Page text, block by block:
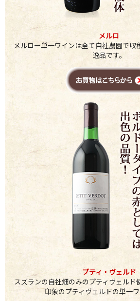
メルロ
メルロー単一ワインは全て自社農園で収
逸品です。
プティ・ヴェルド
スズランの自社畑のみのプティヴェルド
印象のプティヴェルドの単一ワ